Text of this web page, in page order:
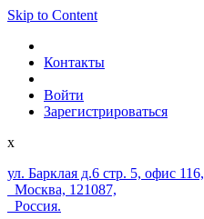
Skip to Content
Контакты
Войти
Зарегистрироваться
x
ул. Барклая д.6 стр. 5, офис 116,
Москва, 121087,
Россия.